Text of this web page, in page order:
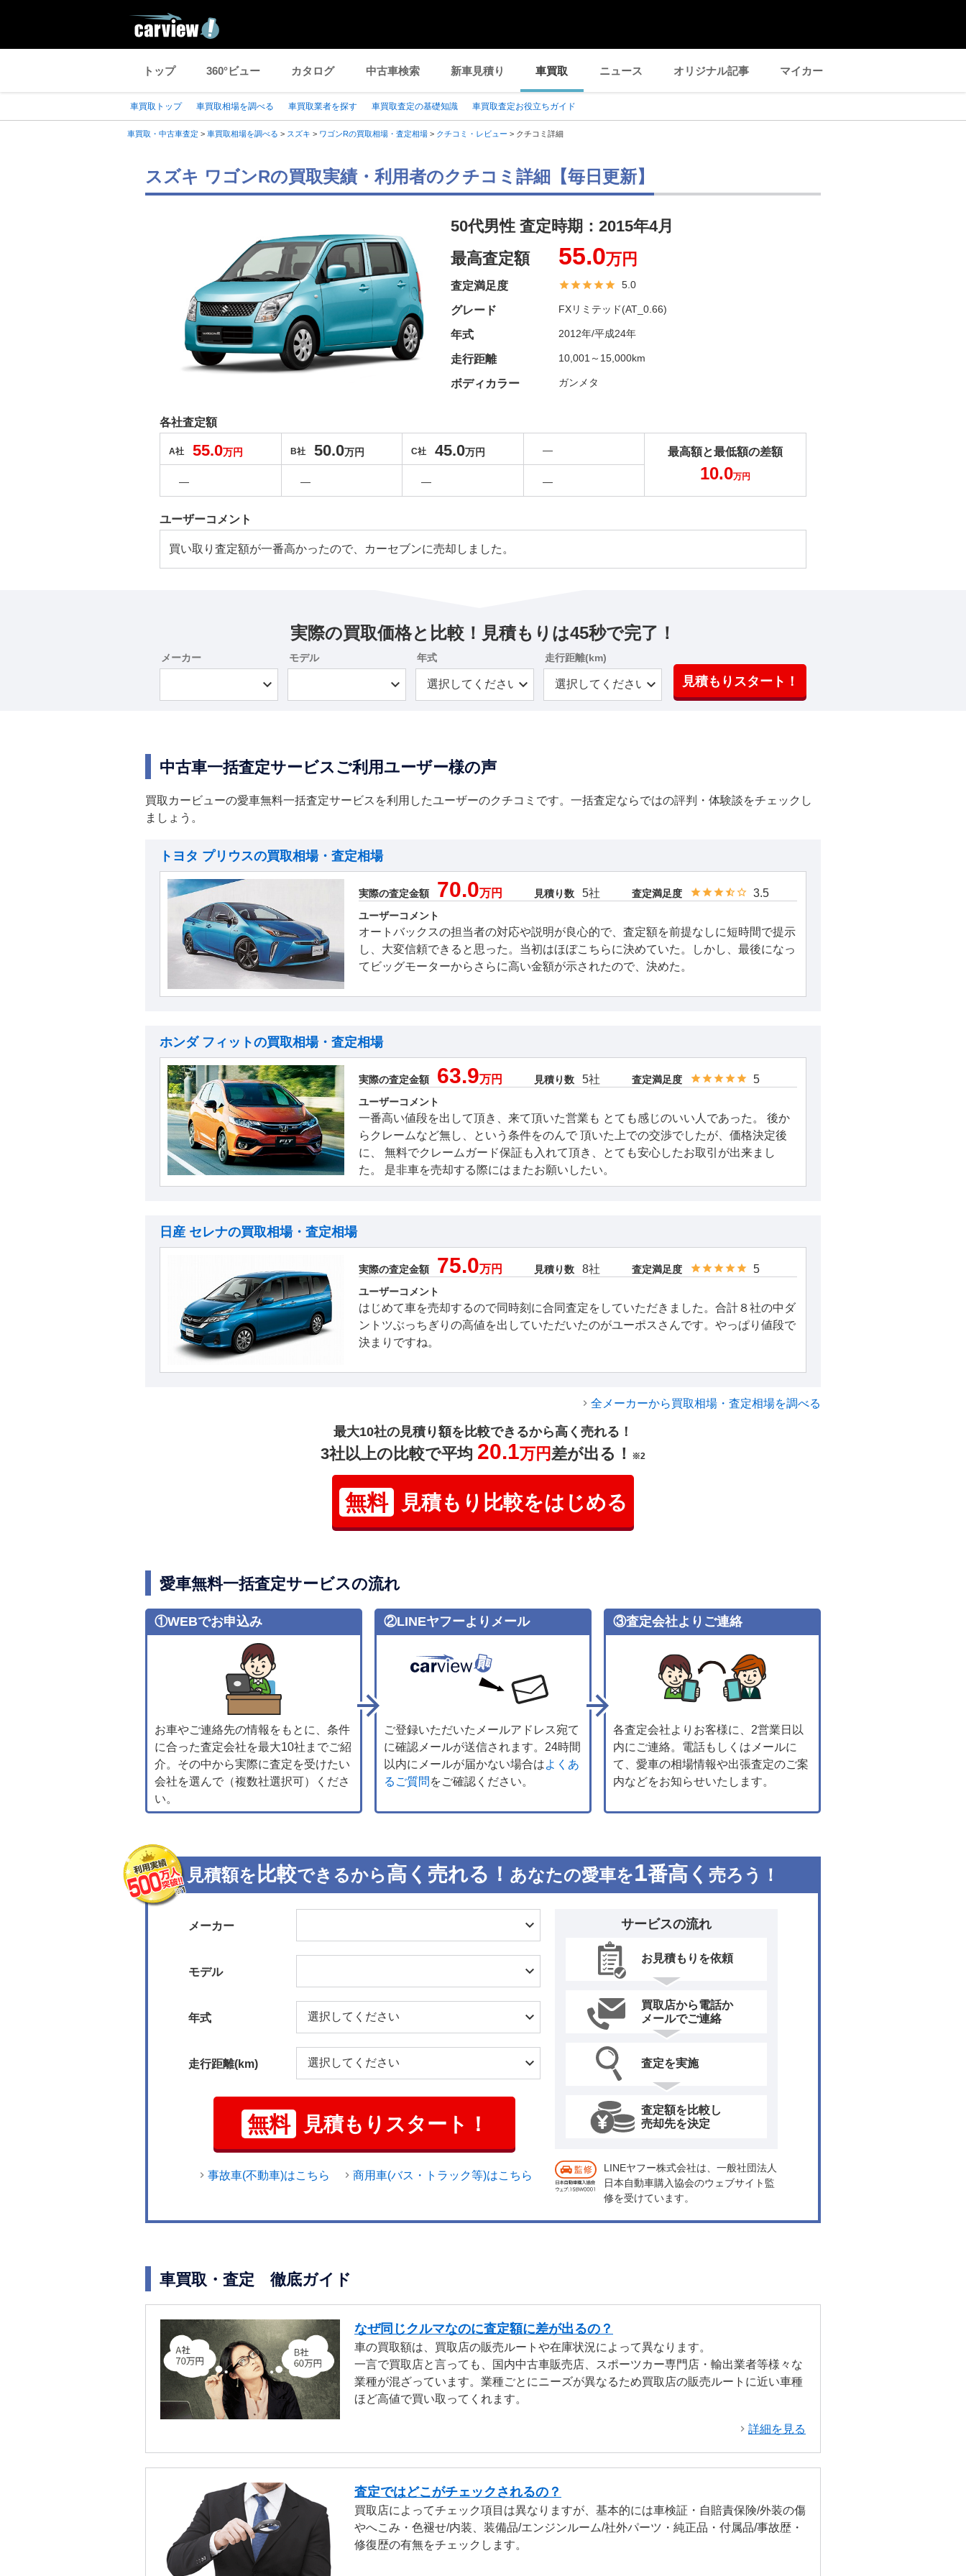
トップ 360°ビュー カタログ 中古車検索 新車見積り 車買取 ニュース オリジナル記事 マイカー
車買取トップ 車買取相場を調べる 車買取業者を探す 車買取査定の基礎知識 車買取査定お役立ちガイド
車買取・中古車査定 > 車買取相場を調べる > スズキ > ワゴンRの買取相場・査定相場 > クチコミ・レビュー > クチコミ詳細
スズキ ワゴンRの買取実績・利用者のクチコミ詳細【毎日更新】
50代男性 査定時期： 2015年4月
最高査定額
55.0万円
査定満足度 5.0
グレード FXリミテッド(AT_0.66)
年式 2012年/平成24年
走行距離 10,001～15,000km
ボディカラー ガンメタ
各社査定額
A社 55.0万円 B社 50.0万円 C社 45.0万円 ―
― ― ― ―
最高額と最低額の差額
10.0万円
ユーザーコメント
買い取り査定額が一番高かったので、カーセブンに売却しました。
実際の買取価格と比較！見積もりは45秒で完了！
メーカー モデル 年式 走行距離(km)
見積もりスタート！
中古車一括査定サービスご利用ユーザー様の声
買取カービューの愛車無料一括査定サービスを利用したユーザーのクチコミです。一括査定ならではの評判・体験談をチェックし
ましょう。
トヨタ プリウスの買取相場・査定相場
実際の査定金額 70.0万円 見積り数 5社 査定満足度 3.5
ユーザーコメント
オートバックスの担当者の対応や説明が良心的で、査定額を前提なしに短時間で提示
し、大変信頼できると思った。当初はほぼこちらに決めていた。しかし、最後になっ
てビッグモーターからさらに高い金額が示されたので、決めた。
ホンダ フィットの買取相場・査定相場
実際の査定金額 63.9万円 見積り数 5社 査定満足度 5
ユーザーコメント
一番高い値段を出して頂き、来て頂いた営業も とても感じのいい人であった。 後か
らクレームなど無し、という条件をのんで 頂いた上での交渉でしたが、価格決定後
に、 無料でクレームガード保証も入れて頂き、とても安心したお取引が出来まし
た。 是非車を売却する際にはまたお願いしたい。
日産 セレナの買取相場・査定相場
実際の査定金額 75.0万円 見積り数 8社 査定満足度 5
ユーザーコメント
はじめて車を売却するので同時刻に合同査定をしていただきました。合計８社の中ダ
ントツぶっちぎりの高値を出していただいたのがユーポスさんです。やっぱり値段で
決まりですね。
全メーカーから買取相場・査定相場を調べる
最大10社の見積り額を比較できるから高く売れる！
3社以上の比較で平均 20.1万円差が出る！ ※2
無料 見積もり比較をはじめる
愛車無料一括査定サービスの流れ
①WEBでお申込み
お車やご連絡先の情報をもとに、条件
に合った査定会社を最大10社までご紹
介。その中から実際に査定を受けたい
会社を選んで（複数社選択可）くださ
い。
②LINEヤフーよりメール
ご登録いただいたメールアドレス宛て
に確認メールが送信されます。24時間
以内にメールが届かない場合はよくあ
るご質問 をご確認ください。
③査定会社よりご連絡
各査定会社よりお客様に、2営業日以
内にご連絡。電話もしくはメールに
て、愛車の相場情報や出張査定のご案
内などをお知らせいたします。
見積額を 比較できるから高く売れる！ あなたの愛車を1番高く 売ろう！
メーカー
モデル
年式
走行距離(km)
無料 見積もりスタート！
事故車(不動車)はこちら 商用車(バス・トラック等)はこちら
サービスの流れ
お見積もりを依頼
買取店から電話か
メールでご連絡
査定を実施
査定額を比較し
売却先を決定
LINEヤフー株式会社は、一般社団法人
日本自動車購入協会のウェブサイト監
修を受けています。
車買取・査定 徹底ガイド
なぜ同じクルマなのに査定額に差が出るの？
車の買取額は、買取店の販売ルートや在庫状況によって異なります。
一言で買取店と言っても、国内中古車販売店、スポーツカー専門店・輸出業者等様々な
業種が混ざっています。業種ごとにニーズが異なるため買取店の販売ルートに近い車種
ほど高値で買い取ってくれます。
詳細を見る
査定ではどこがチェックされるの？
買取店によってチェック項目は異なりますが、基本的には車検証・自賠責保険/外装の傷
やへこみ・色褪せ/内装、装備品/エンジンルーム/社外パーツ・純正品・付属品/事故歴・
修復歴の有無をチェックします。